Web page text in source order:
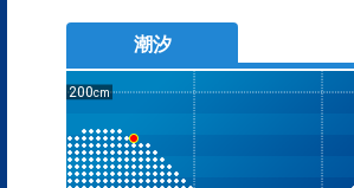
潮汐
200